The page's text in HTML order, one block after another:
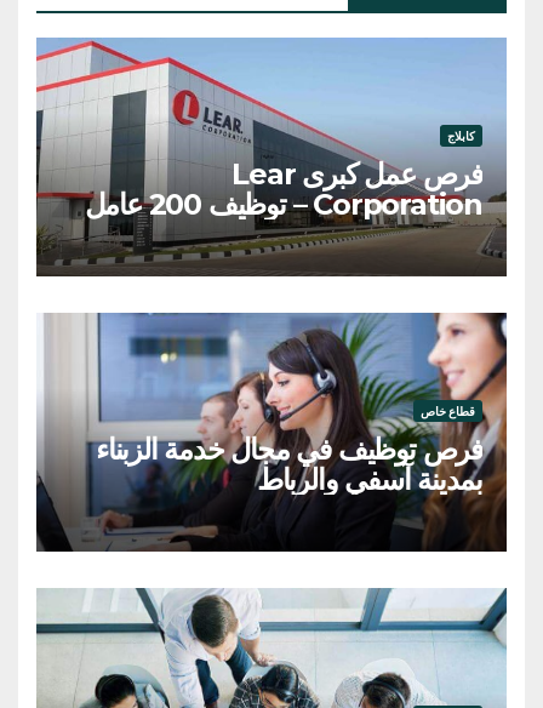
كابلاج
فرص عمل كبرى Lear
Corporation – توظيف 200 عامل
وعاملة
قطاع خاص
فرص توظيف في مجال خدمة الزبناء
بمدينة آسفي والرباط